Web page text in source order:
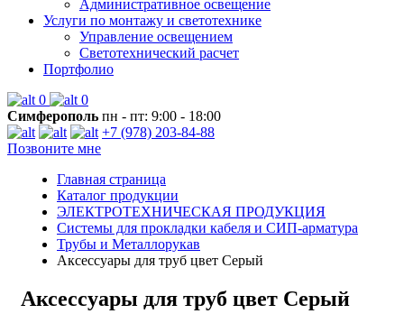
Административное освещение
Услуги по монтажу и светотехнике
Управление освещением
Светотехнический расчет
Портфолио
0
0
Симферополь пн - пт: 9:00 - 18:00
+7 (978) 203-84-88
Позвоните мне
Главная страница
Каталог продукции
ЭЛЕКТРОТЕХНИЧЕСКАЯ ПРОДУКЦИЯ
Системы для прокладки кабеля и СИП-арматура
Трубы и Металлорукав
Аксессуары для труб цвет Серый
Аксессуары для труб цвет Серый